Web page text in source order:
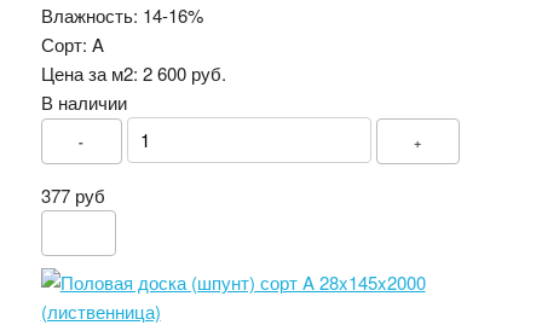
Влажность: 14-16%
Сорт: A
Цена за м2: 2 600 руб.
В наличии
- +
377 руб